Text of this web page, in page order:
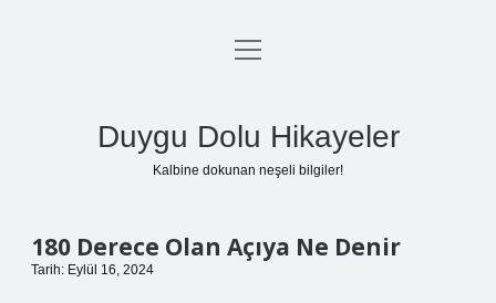
Anasayfa
menüyü
Duygu Dolu Hikayeler
Kalbine dokunan neşeli bilgiler!
180 Derece Olan Açıya Ne Denir
Tarih: Eylül 16, 2024